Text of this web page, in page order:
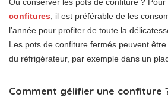
Où conserver les pots de confiture ?
confitures, il est préférable de les
l’année pour profiter de toute la
Les pots de confiture fermés peuvent être
du réfrigérateur, par exemple dans un
Comment gélifier une confiture